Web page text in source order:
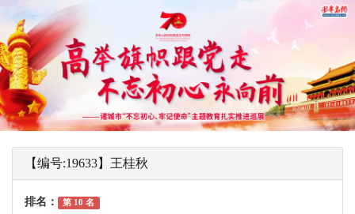
【编号:19633】王桂秋
排名： 第 10 名